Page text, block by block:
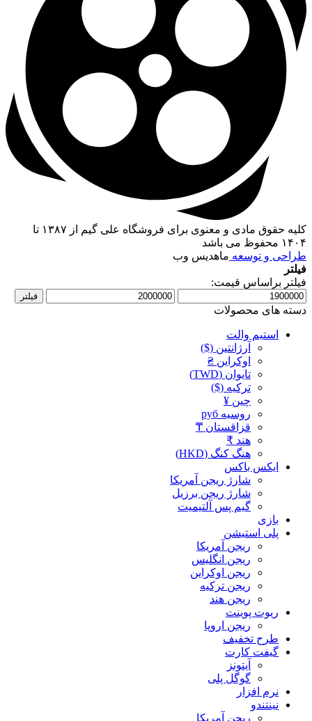
کلیه حقوق مادی و معنوی برای فروشگاه علی گیم از ۱۳۸۷ تا
۱۴۰۴ محفوظ می باشد
طراحی و توسعه ماهدیس وب
فیلتر
فیلتر براساس قیمت:
حداقل
قیمت
حداکثر
فیلتر
دسته های محصولات
استیم والت
آرژانتین ($)
اوکراین ₴
تایوان (TWD)
ترکیه ($)
چین ¥
روسیه руб
قزاقستان ₸
هند ₹
هنگ کنگ (HKD)
ایکس باکس
شارژ ریجن آمریکا
شارژ ریجن برزیل
گیم پس آلتیمیت
بازی
پلی استیشن
ریجن آمریکا
ریجن انگلیس
ریجن اوکراین
ریجن ترکیه
ریجن هند
ریوت پوینت
ریجن اروپا
طرح تخفیف
گیفت کارت
آیتونز
گوگل پلی
نرم افزار
نینتندو
ریجن آمریکا